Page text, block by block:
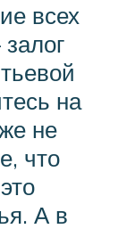
всех
на
не
что
А в